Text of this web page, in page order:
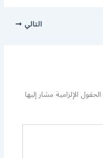
التالي
الحقول الإلزامية مشار إليها